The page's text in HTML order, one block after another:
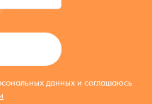
данных и соглашаюсь